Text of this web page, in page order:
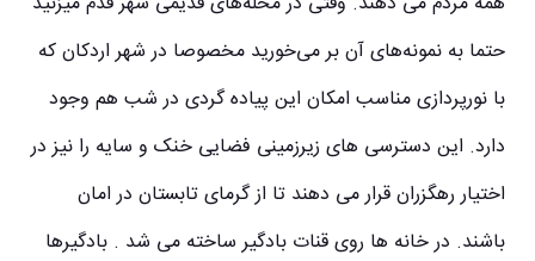
حتما به نمونه‌های آن بر می‌خورید مخصوصا در شهر اردکان که
با نورپردازی مناسب امکان این پیاده گردی در شب هم وجود
دارد. این دسترسی های زیرزمینی فضایی خنک و سایه را نیز در
اختیار رهگزران قرار می دهند تا از گرمای تابستان در امان
باشند. در خانه ها روی قنات بادگیر ساخته می شد . بادگیرها